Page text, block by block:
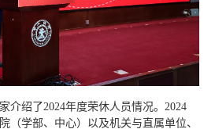
介绍了2024年度荣休人员情况。2024
（学部、中心）以及机关与直属单位、